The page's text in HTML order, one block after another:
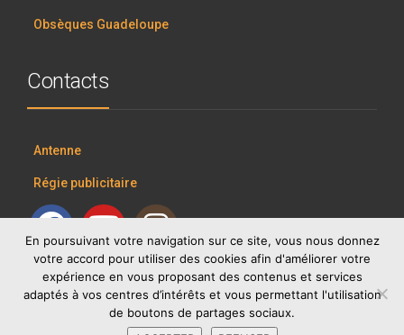
Obsèques Guadeloupe
Contacts
Antenne
Régie publicitaire
En poursuivant votre navigation sur ce site, vous nous donnez
votre accord pour utiliser des cookies afin d'améliorer votre
expérience en vous proposant des contenus et services
adaptés à vos centres d’intérêts et vous permettant l'utilisation
de boutons de partages sociaux.